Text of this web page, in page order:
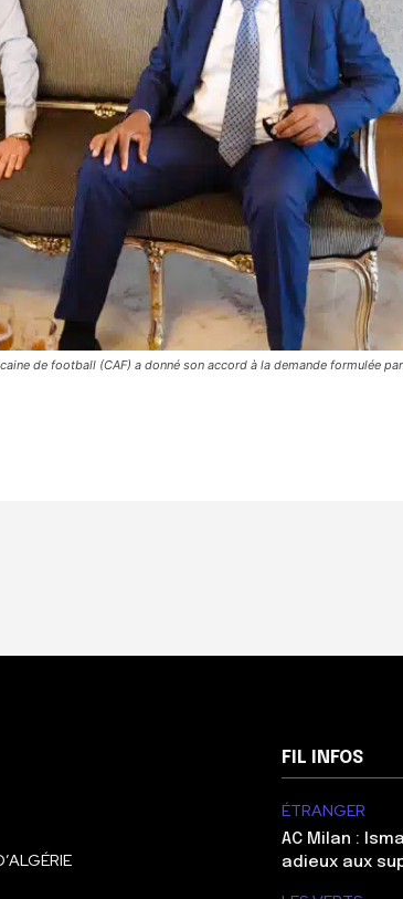
de football (CAF) a donné son accord à la demande formulée
FIL INFOS
ÉTRANGER
AC Milan :
adieux aux